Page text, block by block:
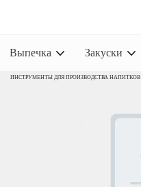
Выпечка Закуски
ИНСТРУМЕНТЫ ДЛЯ ПРОИЗВОДСТВА НАПИТКОВ